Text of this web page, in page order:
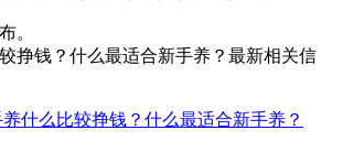
。
挣钱？什么最适合新手养？最新相关信
养什么比较挣钱？什么最适合新手养？